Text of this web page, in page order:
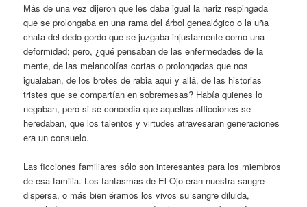
Más de una vez dijeron que les daba igual la nariz respingada
que se prolongaba en una rama del árbol genealógico o la uña
chata del dedo gordo que se juzgaba injustamente como una
deformidad; pero, ¿qué pensaban de las enfermedades de la
mente, de las melancolías cortas o prolongadas que nos
igualaban, de los brotes de rabia aquí y allá, de las historias
tristes que se compartían en sobremesas? Había quienes lo
negaban, pero si se concedía que aquellas aflicciones se
heredaban, que los talentos y virtudes atravesaran generaciones
era un consuelo.
Las ficciones familiares sólo son interesantes para los miembros
de esa familia. Los fantasmas de El Ojo eran nuestra sangre
dispersa, o más bien éramos los vivos su sangre diluida,